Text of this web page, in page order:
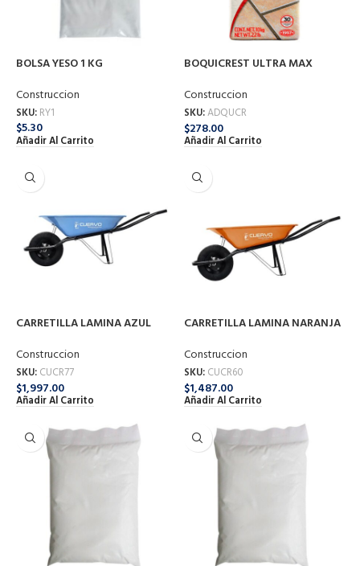
BOLSA YESO 1 KG
Construccion
SKU: RY1
$5.30
Añadir Al Carrito
BOQUICREST ULTRA MAX
Construccion
SKU:ADQUCR
$278.00
Añadir Al Carrito
CARRETILLA LAMINA AZUL
LT F-2204050C
Construccion
SKU: CUCR77
$1,997.00
Añadir Al Carrito
CARRETILLA LAMINA NARANJA
F-203008C
Construccion
SKU: CUCR60
$1,487.00
Añadir Al Carrito